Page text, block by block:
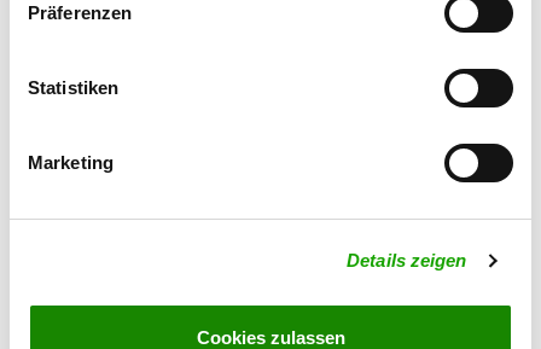
Präferenzen
Statistiken
Marketing
Details zeigen
Cookies zulassen
Details
49377 Vechta
OG - Dinklage e.V.
Details
OG - Wietingsmoor